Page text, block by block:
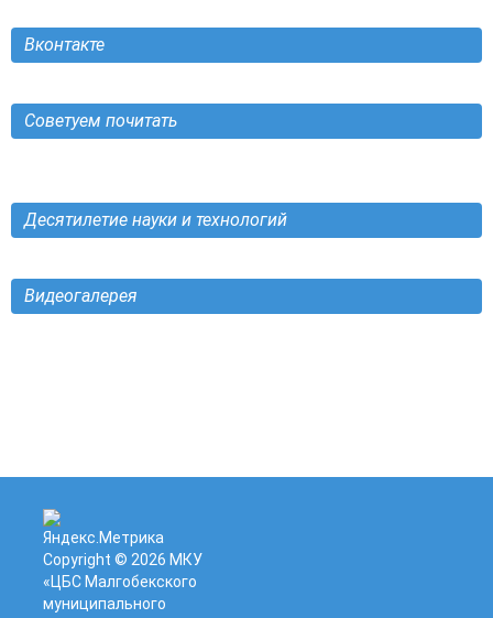
Вконтакте
Советуем почитать
Десятилетие науки и технологий
Видеогалерея
Copyright © 2026 МКУ
«ЦБС Малгобекского
муниципального